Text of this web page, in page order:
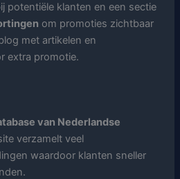
potentiële klanten en een sectie
om promoties zichtbaar
met artikelen en
extra promotie.
van Nederlandse
verzamelt veel
waardoor klanten sneller